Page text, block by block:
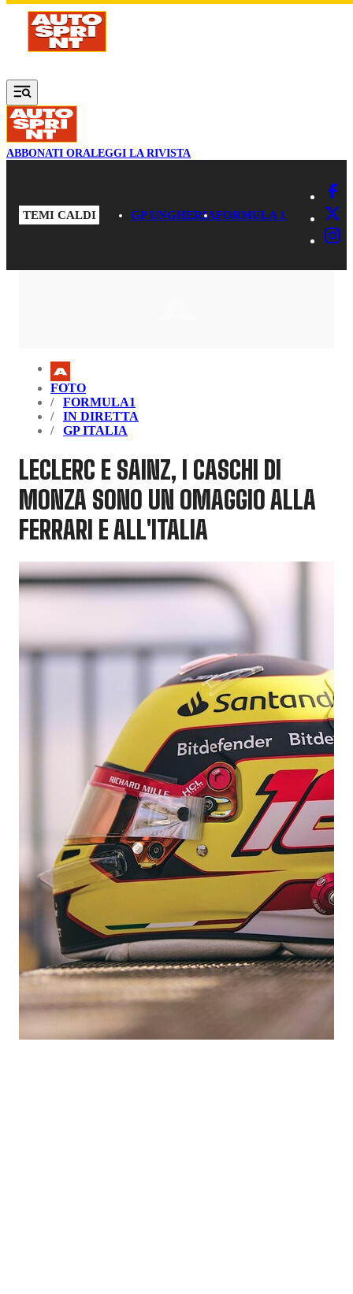
Vai al contenuto principale
ABBONATI ORALEGGI LA RIVISTA
TEMI CALDI GP UNGHERIAFORMULA 1
FOTO
FORMULA1
IN DIRETTA
GP ITALIA
LECLERC E SAINZ, I CASCHI DI
MONZA SONO UN OMAGGIO ALLA
FERRARI E ALL'ITALIA